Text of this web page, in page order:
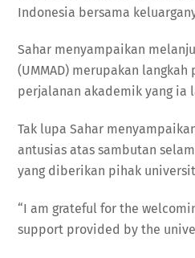
Indonesia bersama
Sahar menyampaikan
(UMMAD) merupakan
perjalanan akademik yang ia
Tak lupa Sahar
antusias atas sambutan
yang diberikan pihak
“I am grateful for the
support provided by the